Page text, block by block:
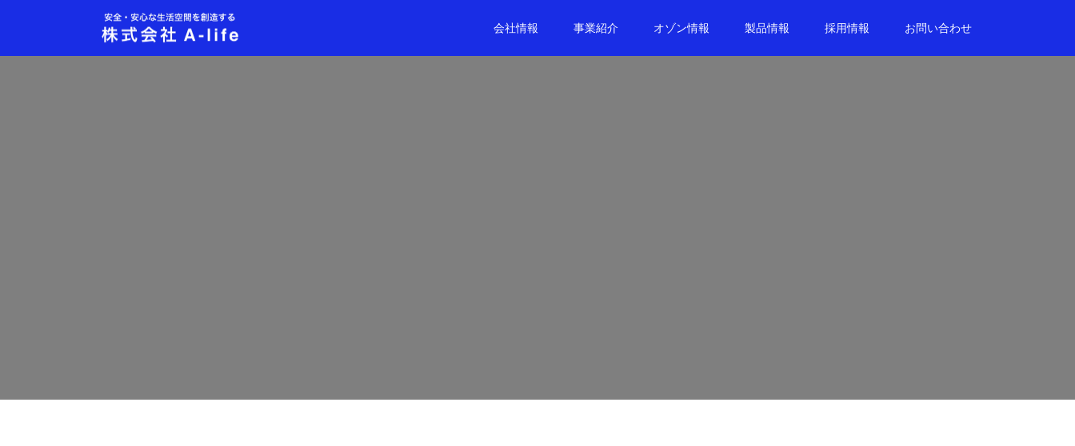
会社情報 事業紹介 オゾン情報 製品情報 採用情報 お問い合わせ